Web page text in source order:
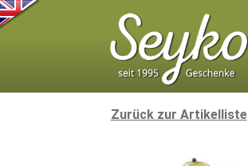
Zurück zur Artikelliste